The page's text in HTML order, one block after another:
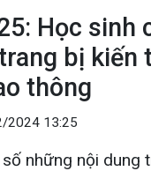
Học sinh
bị kiến
thông
2024 13:25
những nội dung